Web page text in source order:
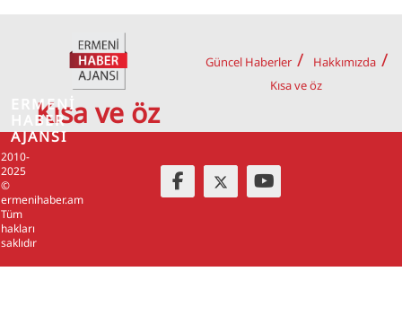
Kısa ve öz
Güncel Haberler
Hakkımızda
Kısa ve öz
2010-
2025
©
ermenihaber.am
Tüm
hakları
saklıdır
ERMENİ
HABER
AJANSI